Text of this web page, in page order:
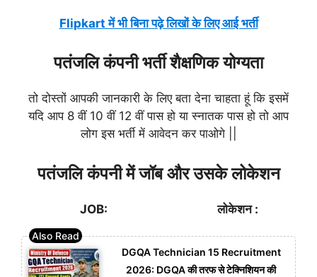
Flipkart में भी बिना पढ़े लिखों के लिए आई भर्ती
पतंजलि कंपनी भर्ती शैक्षणिक योग्यता
तो दोस्तों आपकी जानकारी के लिए बता देना चाहता हूं किइसमें
यदि आप 8 वीं 10 वीं 12 वीं पास हो या स्नातक पास हो तो आप
लोग इस भर्ती में आवेदन कर पाओगे ||
पतंजलि कंपनी में जॉब और उसके लोकेशन
JOB: लोकेशन :
DGQA Technician 15 Recruitment
2026: DGQA की तरफ से टेक्निशियन की